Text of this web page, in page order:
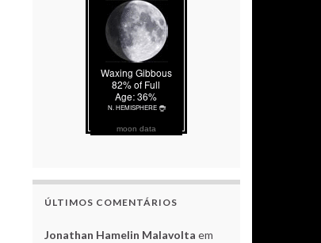
moon data
ÚLTIMOS COMENTÁRIOS
Jonathan Hamelin Malavolta em